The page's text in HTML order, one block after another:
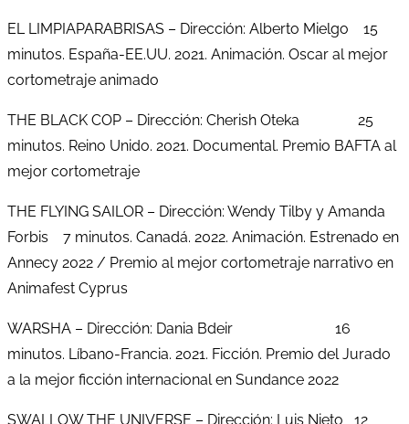
EL LIMPIAPARABRISAS – Dirección: Alberto Mielgo 15
minutos. España-EE.UU. 2021. Animación. Oscar al mejor
cortometraje animado
THE BLACK COP – Dirección: Cherish Oteka 25
minutos. Reino Unido. 2021. Documental. Premio BAFTA al
mejor cortometraje
THE FLYING SAILOR – Dirección: Wendy Tilby y Amanda
Forbis 7 minutos. Canadá. 2022. Animación. Estrenado en
Annecy 2022 / Premio al mejor cortometraje narrativo en
Animafest Cyprus
WARSHA – Dirección: Dania Bdeir 16
minutos. Líbano-Francia. 2021. Ficción. Premio del Jurado
a la mejor ficción internacional en Sundance 2022
SWALLOW THE UNIVERSE – Dirección: Luis Nieto 12